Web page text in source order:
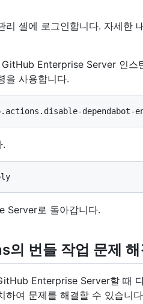
리 셸에 로그인합니다. 자세한
Enterprise Server 인스
을 사용합니다.
.
Server로 돌아갑니다.
번들 작업 문제 해
Enterprise Server할 때
하여 문제를 해결할 수 있습니